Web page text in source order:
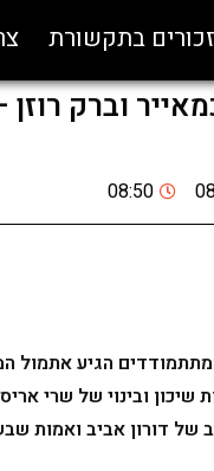
בתקשורת
וברק רוזן
08:50
הגיע אתמול
ובינוי של שרי
של דורון אביב ואמות